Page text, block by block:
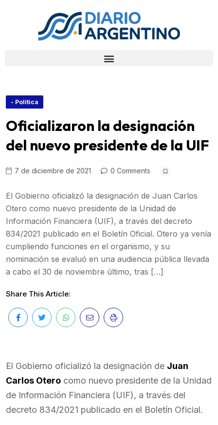
- Política
Oficializaron la designación
del nuevo presidente de la UIF
7 de diciembre de 2021 0 Comments
El Gobierno oficializó la designación de Juan Carlos
Otero como nuevo presidente de la Unidad de
Información Financiera (UIF), a través del decreto
834/2021 publicado en el Boletín Oficial. Otero ya venía
cumpliendo funciones en el organismo, y su
nominación se evaluó en una audiencia pública llevada
a cabo el 30 de noviembre último, tras […]
Share This Article:
El Gobierno oficializó la designación de Juan
Carlos Otero como nuevo presidente de la Unidad
de Información Financiera (UIF), a través del
decreto 834/2021 publicado en el Boletín Oficial.